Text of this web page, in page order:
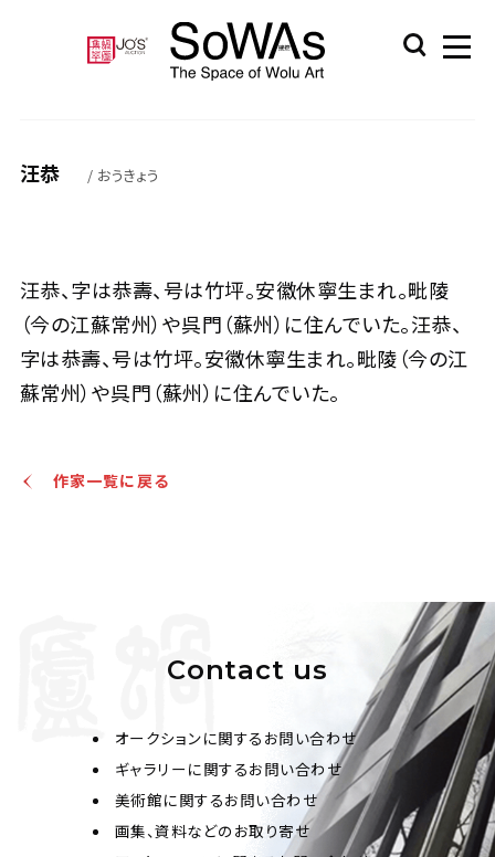
汪恭 / おうきょう
汪恭、字は恭壽、号は竹坪。安徽休寧生まれ。毗陵
（今の江蘇常州）や呉門（蘇州）に住んでいた。汪恭、
字は恭壽、号は竹坪。安徽休寧生まれ。毗陵（今の江
蘇常州）や呉門（蘇州）に住んでいた。
作家一覧に戻る
Contact us
オークションに関するお問い合わせ
ギャラリーに関するお問い合わせ
美術館に関するお問い合わせ
画集、資料などのお取り寄せ